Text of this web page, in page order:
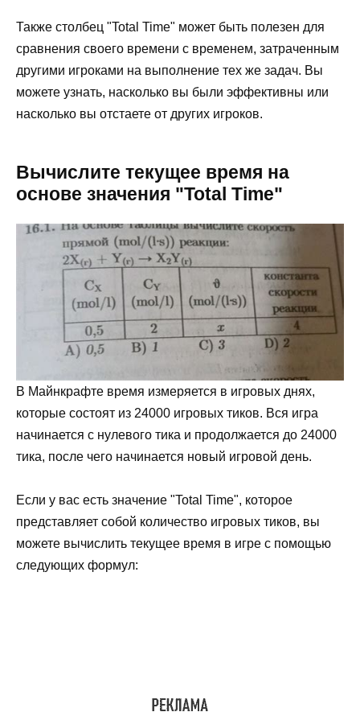
Также столбец "Total Time" может быть полезен для
сравнения своего времени с временем, затраченным
другими игроками на выполнение тех же задач. Вы
можете узнать, насколько вы были эффективны или
насколько вы отстаете от других игроков.
Вычислите текущее время на
основе значения "Total Time"
В Майнкрафте время измеряется в игровых днях,
которые состоят из 24000 игровых тиков. Вся игра
начинается с нулевого тика и продолжается до 24000
тика, после чего начинается новый игровой день.
Если у вас есть значение "Total Time", которое
представляет собой количество игровых тиков, вы
можете вычислить текущее время в игре с помощью
следующих формул: